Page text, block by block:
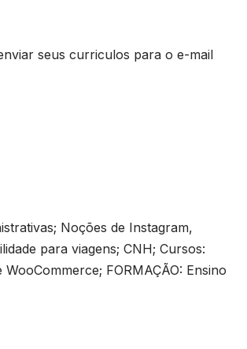
seus curriculos para o e-mail
Noções de Instagram,
para viagens; CNH; Cursos:
FORMAÇÃO: Ensino